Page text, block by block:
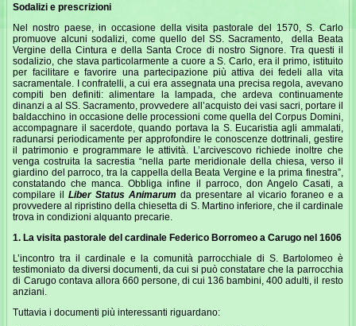
Sodalizi e prescrizioni
Nel nostro paese, in occasione della visita pastorale del 1570, S. Carlo
promuove alcuni sodalizi, come quello del SS. Sacramento, della Beata
Vergine della Cintura e della Santa Croce di nostro Signore. Tra questi il
sodalizio, che stava particolarmente a cuore a S. Carlo, era il primo, istituito
per facilitare e favorire una partecipazione più attiva dei fedeli alla vita
sacramentale. I confratelli, a cui era assegnata una precisa regola, avevano
compiti ben definiti: alimentare la lampada, che ardeva continuamente
dinanzi a al SS. Sacramento, provvedere all’acquisto dei vasi sacri, portare il
baldacchino in occasione delle processioni come quella del Corpus Domini,
accompagnare il sacerdote, quando portava la S. Eucaristia agli ammalati,
radunarsi periodicamente per approfondire le conoscenze dottrinali, gestire
il patrimonio e programmare le attività. L’arcivescovo richiede inoltre che
venga costruita la sacrestia “nella parte meridionale della chiesa, verso il
giardino del parroco, tra la cappella della Beata Vergine e la prima finestra”,
constatando che manca. Obbliga infine il parroco, don Angelo Casati, a
compilare ilLiber Status Animarum da presentare al vicario foraneo e a
provvedere al ripristino della chiesetta di S. Martino inferiore, che il cardinale
trova in condizioni alquanto precarie.
1.La visita pastorale del cardinale Federico Borromeo a Carugo nel 1606
L’incontro tra il cardinale e la comunità parrocchiale di S. Bartolomeo è
testimoniato da diversi documenti, da cui si può constatare che la parrocchia
di Carugo contava allora 660 persone, di cui 136 bambini, 400 adulti, il resto
anziani.
Tuttavia i documenti più interessanti riguardano: